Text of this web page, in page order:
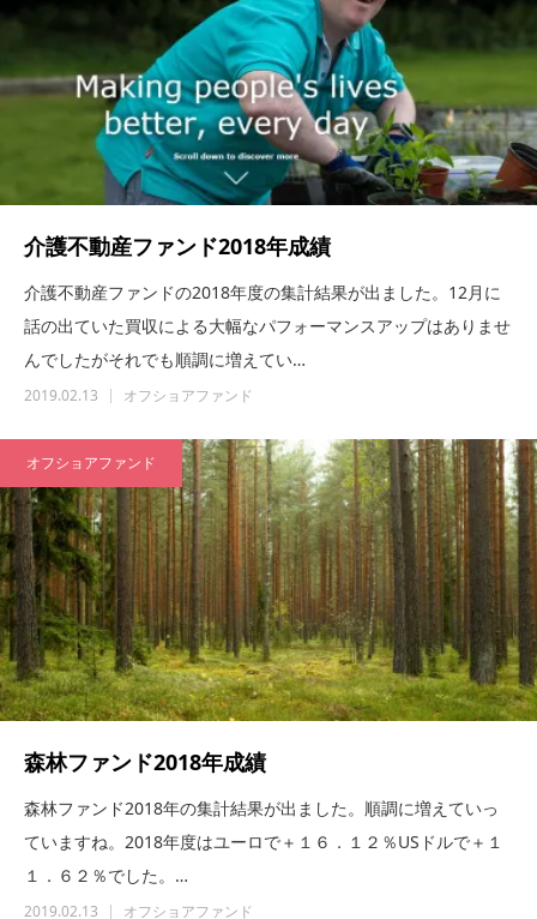
介護不動産ファンド2018年成績
介護不動産ファンドの2018年度の集計結果が出ました。12月に
話の出ていた買収による大幅なパフォーマンスアップはありませ
んでしたがそれでも順調に増えてい…
2019.02.13 オフショアファンド
オフショアファンド
森林ファンド2018年成績
森林ファンド2018年の集計結果が出ました。順調に増えていっ
ていますね。2018年度はユーロで＋１６．１２％USドルで＋１
１．６２％でした。…
2019.02.13 オフショアファンド